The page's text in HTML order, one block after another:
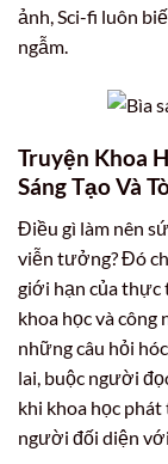
ảnh, Sci-fi luôn
ngẫm.
Truyện Khoa
Sáng Tạo Và
Điều gì làm nên
viễn tưởng? Đó
giới hạn của thực
khoa học và công
những câu hỏi
lai, buộc người
khi khoa học
người đối diện